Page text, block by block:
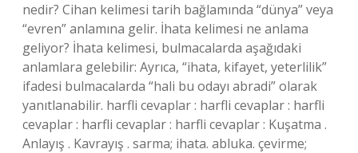
nedir? Cihan kelimesi tarih bağlamında “dünya” veya
“evren” anlamına gelir. İhata kelimesi ne anlama
geliyor? İhata kelimesi, bulmacalarda aşağıdaki
anlamlara gelebilir: Ayrıca, “ihata, kifayet, yeterlilik”
ifadesi bulmacalarda “hali bu odayı abradi” olarak
yanıtlanabilir. harfli cevaplar : harfli cevaplar : harfli
cevaplar : harfli cevaplar : harfli cevaplar : Kuşatma .
Anlayış . Kavrayış . sarma; ihata. abluka. çevirme;